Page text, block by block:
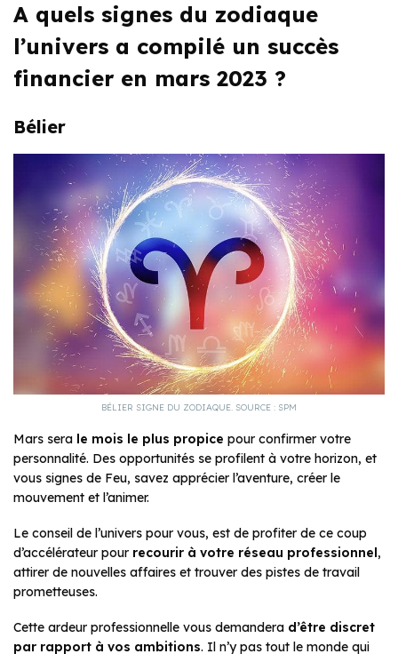
A quels signes du zodiaque
l’univers a compilé un succès
financier en mars 2023 ?
Bélier
BÉLIER SIGNE DU ZODIAQUE. SOURCE : SPM
Mars sera le mois le plus propice pour confirmer votre
personnalité. Des opportunités se profilent à votre horizon, et
vous signes de Feu, savez apprécier l’aventure, créer le
mouvement et l’animer.
Le conseil de l’univers pour vous, est de profiter de ce coup
d’accélérateur pour recourir à votre réseau professionnel,
attirer de nouvelles affaires et trouver des pistes de travail
prometteuses.
Cette ardeur professionnelle vous demandera d’être discret
par rapport à vos ambitions. Il n’y pas tout le monde qui